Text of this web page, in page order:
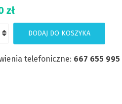
zł
DODAJ DO KOSZYKA
telefoniczne: 667 655 995